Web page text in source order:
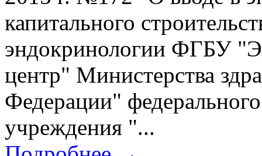
капитального
эндокринологии ФГБУ
центр" Министерства
Федерации"
учреждения "...